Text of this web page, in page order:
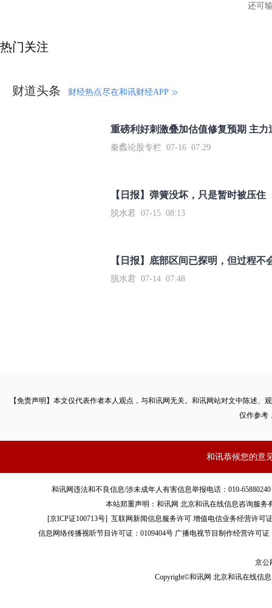
还可
热门关注
财道头条 财经热点尽在和讯财经APP
秦蠡论股专栏 07-16 07:29
【日报】弹簧没坏，只是暂时被压住
脱水君 07-15 08:13
【日报】底部区间已探明，但过程不
脱水君 07-14 07:48
【免责声明】本文仅代表作者本人观点，与和讯网无关。和讯网站对文中陈述
仅作参考
和讯恭候您的意
和讯网违法和不良信息/涉未成年人有害信息举报电话：010-
本站郑重声明：和讯网 北京和讯在线信息咨询服
[京ICP证100713号]互联网新闻信息服务许可 增值电信业务经营许可
信息网络传播视听节目许可证：0109404号 广播电视节目制作经营许可证
京公
Copyright©和讯网 北京和讯在线信